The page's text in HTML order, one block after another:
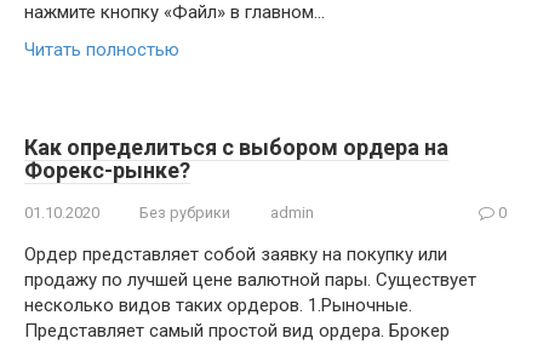
нажмите кнопку «Файл» в главном…
Читать полностью
Как определиться с выбором ордера на
Форекс-рынке?
01.10.2020 Без рубрики admin 0
Ордер представляет собой заявку на покупку или
продажу по лучшей цене валютной пары. Существует
несколько видов таких ордеров. 1.Рыночные.
Представляет самый простой вид ордера. Брокер